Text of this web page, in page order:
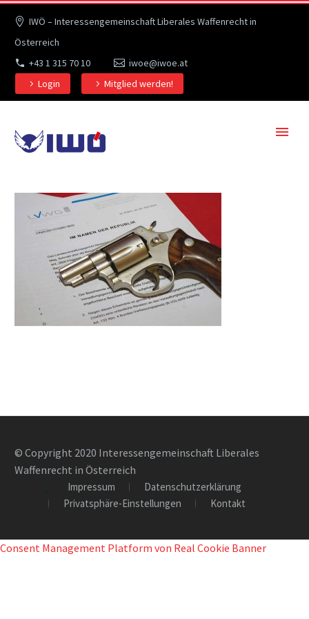
IWÖ – Interessengemeinschaft Liberales Waffenrecht in
Österreich
+43 1 315 70 10
iwoe@iwoe.at
Login
Mitglied werden!
© Copyright 2020 Interessengemeinschaft Liberales
Waffenrecht in Österreich
Impressum
Datenschutzerklärung
Privatsphäre-Einstellungen
Kontakt
Consent Management Platform von Real Cookie Banner